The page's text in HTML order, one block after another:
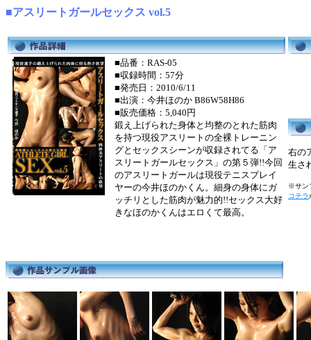
■アスリートガールセックス vol.5
■品番：RAS-05
■収録時間：57分
■発売日：2010/6/11
■出演：今井ほのか B86W58H86
■販売価格：5,040円
鍛え上げられた身体と均整のとれた筋肉
を持つ現役アスリートの全裸トレーニン
グとセックスシーンが収録されてる「ア
スリートガールセックス」の第５弾!!今回
のアスリートガールは現役テニスプレイ
ヤーの今井ほのかくん。細身の身体にガ
ッチリとした筋肉が魅力的!!セックス大好
きなほのかくんはエロくて最高。
右の
生さ
※サン
コチラ